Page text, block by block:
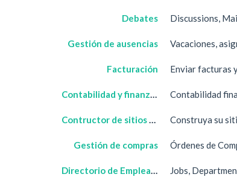
Debates Discussions,
Gestión de ausencias Vacaciones,
Facturación Enviar facturas
Contabilidad y finanzas Contabilidad
Contructor de sitios web Construya su
Gestión de compras Órdenes de
Directorio de Empleados Jobs,